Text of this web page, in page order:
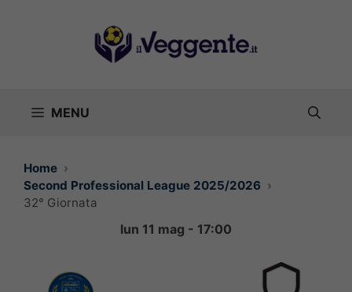
MENU
Home
Second Professional League 2025/2026
32° Giornata
lun 11 mag - 17:00